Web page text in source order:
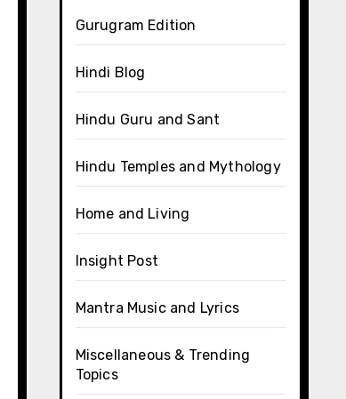
Gurugram Edition
Hindi Blog
Hindu Guru and Sant
Hindu Temples and Mythology
Home and Living
Insight Post
Mantra Music and Lyrics
Miscellaneous & Trending
Topics